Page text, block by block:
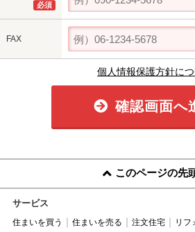
必須
FAX
個人情報保護方針に
確認画面へ
このページの先
サービス
住まいを買う 住まいを売る 注文住宅 リフ